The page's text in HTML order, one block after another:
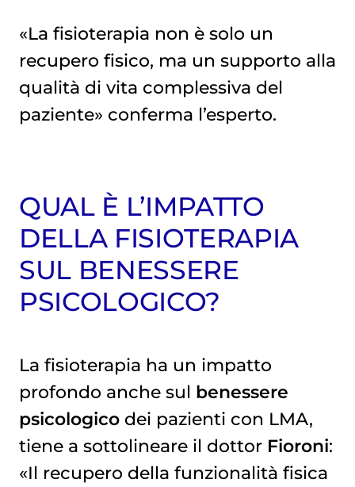
«La fisioterapia non è solo un
recupero fisico, ma un supporto alla
qualità di vita complessiva del
paziente» conferma l’esperto.
QUAL È L’IMPATTO
DELLA FISIOTERAPIA
SUL BENESSERE
PSICOLOGICO?
La fisioterapia ha un impatto
profondo anche sul benessere
psicologico dei pazienti con LMA,
tiene a sottolineare il dottor Fioroni:
«Il recupero della funzionalità fisica